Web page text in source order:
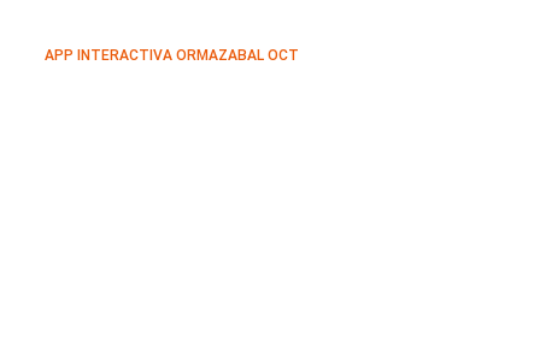
APP INTERACTIVA ORMAZABAL OCT